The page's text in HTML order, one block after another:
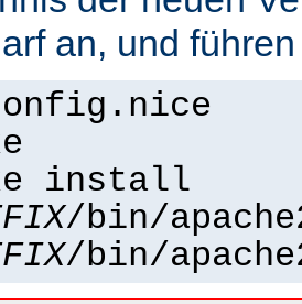
an, und
install
/bin/
/bin/